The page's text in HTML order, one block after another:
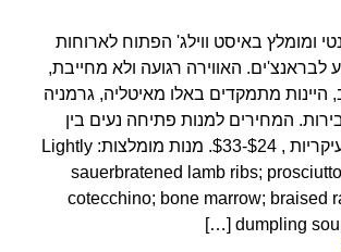
ומומלץ באיסט ווילג' הפתוח לארוחות
לבראנצ'ים. האווירה רגועה ולא מחייבת,
היינות מתמקדים באלו מאיטליה, גרמניה
המחירים למנות פתיחה נעים בין
$8-$16 ולמנות העיקריות , $24-$33. מנות מומלצות: Lightly
sauerbratened lamb ribs;
cotecchino; bone marrow; braised
dumpling